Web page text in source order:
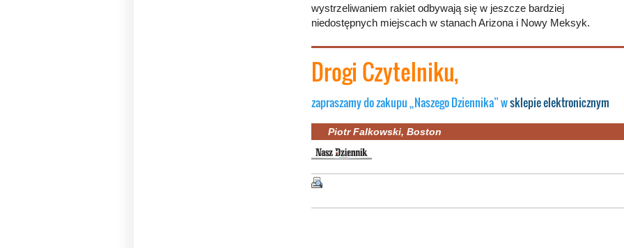
wystrzeliwaniem rakiet odbywają się w jeszcze bardziej
niedostępnych miejscach w stanach Arizona i Nowy Meksyk.
Drogi Czytelniku,
zapraszamy do zakupu „Naszego Dziennika” wsklepie elektronicznym
Piotr Falkowski, Boston